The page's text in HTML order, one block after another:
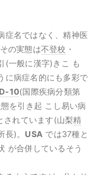
症名ではなく、精神医
の実態は不登校 ・
(一般に漢字)きこ も
に病症名的にも多彩で
10(国際疾病分類第
を引き起 こし易い病
されています(山梨精
長)。 USA では37種と
が合併しているそう